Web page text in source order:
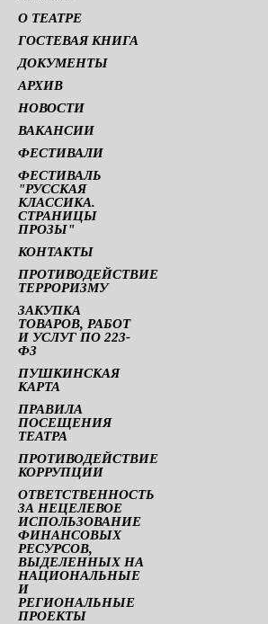
О ТЕАТРЕ
ГОСТЕВАЯ КНИГА
ДОКУМЕНТЫ
АРХИВ
НОВОСТИ
ВАКАНСИИ
ФЕСТИВАЛИ
ФЕСТИВАЛЬ
"РУССКАЯ
КЛАССИКА.
СТРАНИЦЫ
ПРОЗЫ"
КОНТАКТЫ
ПРОТИВОДЕЙСТВИЕ
ТЕРРОРИЗМУ
ЗАКУПКА
ТОВАРОВ, РАБОТ
И УСЛУГ ПО 223-
ФЗ
ПУШКИНСКАЯ
КАРТА
ПРАВИЛА
ПОСЕЩЕНИЯ
ТЕАТРА
ПРОТИВОДЕЙСТВИЕ
КОРРУПЦИИ
ОТВЕТСТВЕННОСТЬ
ЗА НЕЦЕЛЕВОЕ
ИСПОЛЬЗОВАНИЕ
ФИНАНСОВЫХ
РЕСУРСОВ,
ВЫДЕЛЕННЫХ НА
НАЦИОНАЛЬНЫЕ
И
РЕГИОНАЛЬНЫЕ
ПРОЕКТЫ